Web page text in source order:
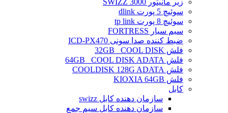
زیر مانیتور SWIZZ 3000
سوئیچ 5 پورت dlink
سوئیچ 8 پورت tp link
سیم سیار FORTRESS
ضبط کننده صدا سونی ICD-PX470
فلش 32GB _COOL DISK
فلش 64GB _COOL DISK ADATA
فلش COOLDISK 128G ADATA
فلش KIOXIA 64GB
کابل
سازمان دهنده کابل swizz
سازمان دهنده کابل سیم جمع